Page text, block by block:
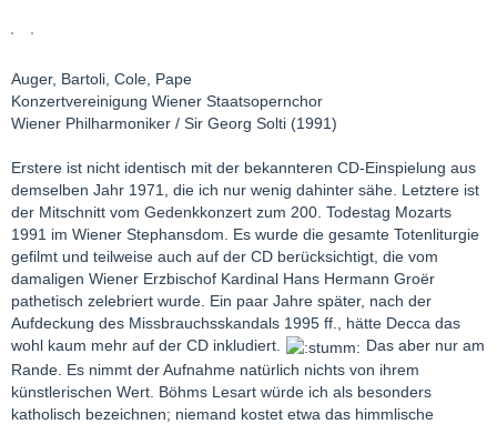
Auger, Bartoli, Cole, Pape
Konzertvereinigung Wiener Staatsopernchor
Wiener Philharmoniker / Sir Georg Solti (1991)
Erstere ist nicht identisch mit der bekannteren CD-Einspielung aus
demselben Jahr 1971, die ich nur wenig dahinter sähe. Letztere ist
der Mitschnitt vom Gedenkkonzert zum 200. Todestag Mozarts
1991 im Wiener Stephansdom. Es wurde die gesamte Totenliturgie
gefilmt und teilweise auch auf der CD berücksichtigt, die vom
damaligen Wiener Erzbischof Kardinal Hans Hermann Groër
pathetisch zelebriert wurde. Ein paar Jahre später, nach der
Aufdeckung des Missbrauchsskandals 1995 ff., hätte Decca das
wohl kaum mehr auf der CD inkludiert.
Das aber nur am
Rande. Es nimmt der Aufnahme natürlich nichts von ihrem
künstlerischen Wert. Böhms Lesart würde ich als besonders
katholisch bezeichnen; niemand kostet etwa das himmlische